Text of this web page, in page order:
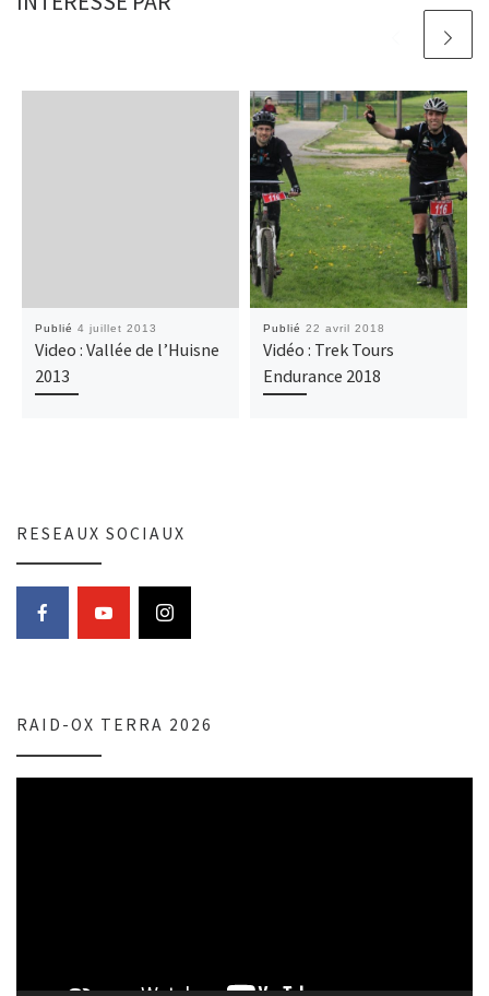
Publié 4 juillet 2013
Video : Vallée de l’Huisne
2013
Publié 22 avril 2018
Vidéo : Trek Tours
Endurance 2018
RESEAUX SOCIAUX
RAID-OX TERRA 2026